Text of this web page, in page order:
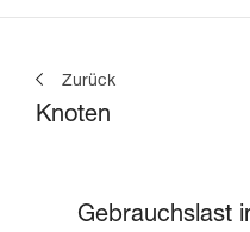
Zurück
Knoten
Gebrauchslast